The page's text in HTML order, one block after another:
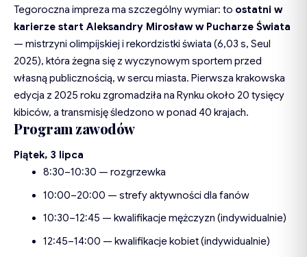
Tegoroczna impreza ma szczególny wymiar: to ostatni w
karierze start Aleksandry Mirosław w Pucharze Świata
— mistrzyni olimpijskiej i rekordzistki świata (6,03 s, Seul
2025), która żegna się z wyczynowym sportem przed
własną publicznością, w sercu miasta. Pierwsza krakowska
edycja z 2025 roku zgromadziła na Rynku około 20 tysięcy
kibiców, a transmisję śledzono w ponad 40 krajach.
Program zawodów
Piątek, 3 lipca
8:30–10:30 — rozgrzewka
10:00–20:00 — strefy aktywności dla fanów
10:30–12:45 — kwalifikacje mężczyzn (indywidualnie)
12:45–14:00 — kwalifikacje kobiet (indywidualnie)